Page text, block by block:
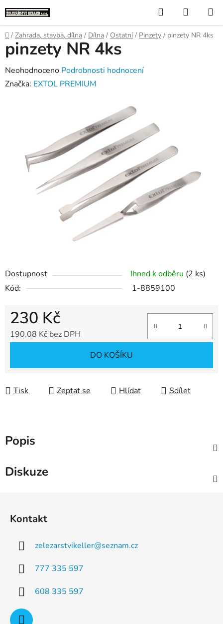
na
obsah
Hledat
KOŠÍK
Domů
/ Zahrada, stavba, dílna / Dílna / Ostatní / Pinzety / pinzety NR 4ks
Dostupnost Ihned k odběru (2 ks)
Kód:
1-8859100
230 Kč
190,08 Kč bez DPH
DO KOŠÍKU
Tisk Zeptat se Hlídat Sdílet
pinzety NR 4ks
Průměrné
hodnocení
hvězdiček.
Neohodnoceno Podrobnosti hodnocení
Značka: EXTOL PREMIUM
Popis
Diskuze
Kontakt
zelezarstvikeller@seznam.cz
777 335 597
608 335 597